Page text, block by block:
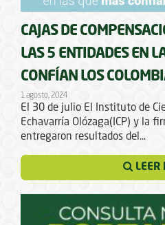
CAJAS DE
LAS 5 ENTIDADES EN
CONFÍAN LOS
1 agosto, 2024
El 30 de julio El Instituto de
Echavarría Olózaga(ICP) y la
entregaron resultados del...
LEER